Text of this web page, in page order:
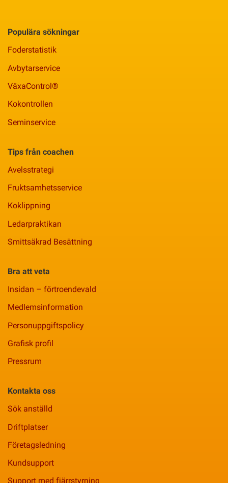
Populära sökningar
Foderstatistik
Avbytarservice
VäxaControl®
Kokontrollen
Seminservice
Tips från coachen
Avelsstrategi
Fruktsamhetsservice
Koklippning
Ledarpraktikan
Smittsäkrad Besättning
Bra att veta
Insidan – förtroendevald
Medlemsinformation
Personuppgiftspolicy
Grafisk profil
Pressrum
Kontakta oss
Sök anställd
Driftplatser
Företagsledning
Kundsupport
Support med fjärrstyrning